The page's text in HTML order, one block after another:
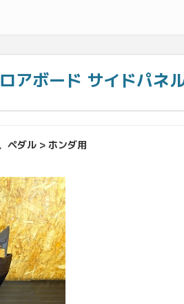
ボード サイドパネ
ペダル > ホンダ用